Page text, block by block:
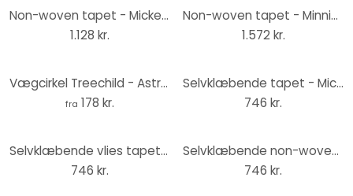
Non-woven tapet - Mickey Tone-On-Tone - 200 x 250 cm
1.128 kr.
Non-woven tapet - Minnie Soft Shapes - 350 x 280 cm
1.572 kr.
Vægcirkel Treechild - Astronaut Mickey – print på aluminium (Alu-Dibond)
fra 178 kr.
Selvklæbende tapet - Mickey Head Wild Flowers - 125 x 125 cm
746 kr.
Selvklæbende vlies tapet - Mickey Head Comic Cartoon - 125 x 125 cm
746 kr.
Selvklæbende non-woven tapet - Mickey Stipple Art - 125 x 125 cm
746 kr.